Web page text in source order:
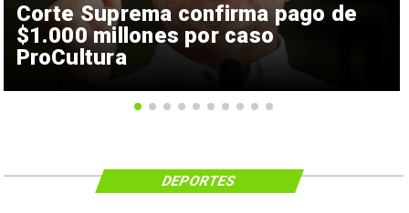
Corte Suprema confirma pago de
$1.000 millones por caso
ProCultura
DEPORTES